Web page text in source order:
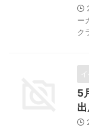
ー
ク
5
出